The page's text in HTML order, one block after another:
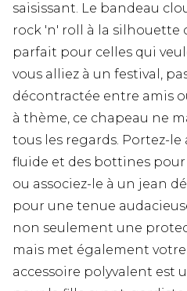
saisissant. Le bandeau
rock 'n' roll à la silhouette
parfait pour celles qui
vous alliez à un festival,
décontractée entre amis
à thème, ce chapeau ne
tous les regards. Portez-le
fluide et des bottines
ou associez-le à un jean
pour une tenue
non seulement une
mais met également votre
accessoire polyvalent est